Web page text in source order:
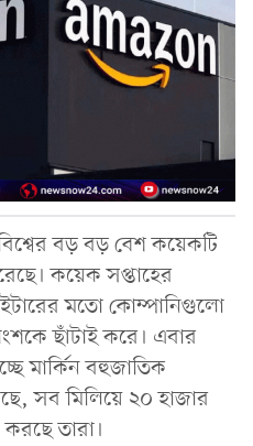
বড় বড় বেশ কয়েকটি
কয়েক সপ্তাহের
মতো কোম্পানিগুলো
ছাঁটাই করে। এবার
মার্কিন বহুজাতিক
সব মিলিয়ে ২০ হাজার
করছে তারা।